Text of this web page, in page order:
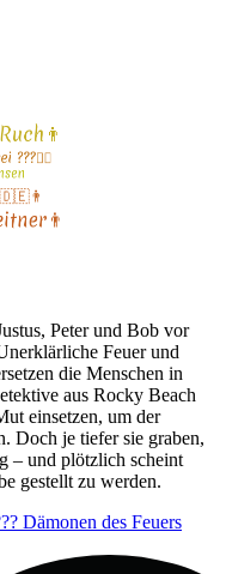
Peter und Bob vor
Feuer und
die Menschen in
aus Rocky Beach
einsetzen, um der
Doch je tiefer sie graben,
– und plötzlich scheint
gestellt zu werden.
Dämonen des Feuers